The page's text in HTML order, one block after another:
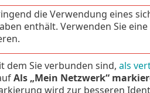
die Verwendung eines
enthält. Verwenden Sie
dem Sie verbunden sind, als
Als „Mein Netzwerk“
wird zur besseren